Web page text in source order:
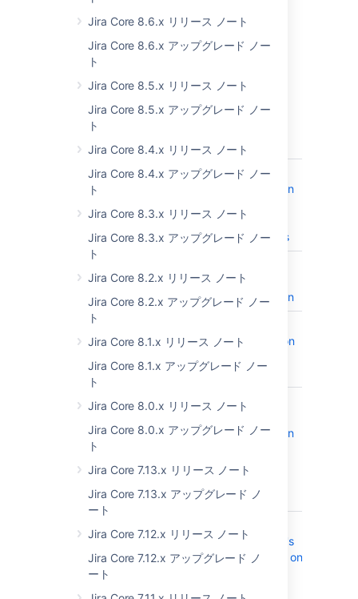
Jira Core 8.6.x リリース ノート
Jira Core 8.6.x アップグレード ノー
ト
Jira Core 8.5.x リリース ノート
Jira Core 8.5.x アップグレード ノー
ト
Jira Core 8.4.x リリース ノート
Jira Core 8.4.x アップグレード ノー
ト
Jira Core 8.3.x リリース ノート
Jira Core 8.3.x アップグレード ノー
ト
Jira Core 8.2.x リリース ノート
Jira Core 8.2.x アップグレード ノー
ト
Jira Core 8.1.x リリース ノート
Jira Core 8.1.x アップグレード ノー
ト
Jira Core 8.0.x リリース ノート
Jira Core 8.0.x アップグレード ノー
ト
Jira Core 7.13.x リリース ノート
Jira Core 7.13.x アップグレード ノ
ート
Jira Core 7.12.x リリース ノート
Jira Core 7.12.x アップグレード ノ
ート
ださい。
解決済みの課題
8.22.0 で解決済みの課題
2022 年 2 月 16 日にリリース
Key Summary
JRASERVER-76174
Update
documentation
generating
thread dumps
log
documentation
Documentation
improvement
JRASERVER-74805
The Rate
documentation
mention it
requests
banner that it's
only available on